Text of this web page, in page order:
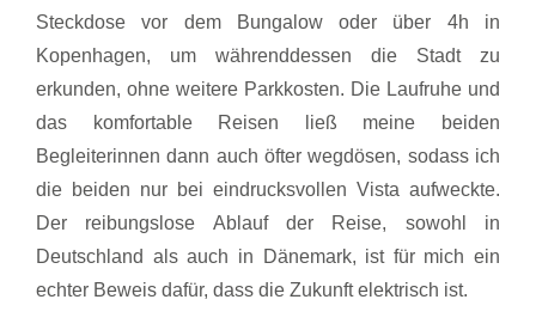
Steckdose vor dem Bungalow oder über 4h in
Kopenhagen, um währenddessen die Stadt zu
erkunden, ohne weitere Parkkosten. Die Laufruhe und
das komfortable Reisen ließ meine beiden
Begleiterinnen dann auch öfter wegdösen, sodass ich
die beiden nur bei eindrucksvollen Vista aufweckte.
Der reibungslose Ablauf der Reise, sowohl in
Deutschland als auch in Dänemark, ist für mich ein
echter Beweis dafür, dass die Zukunft elektrisch ist.